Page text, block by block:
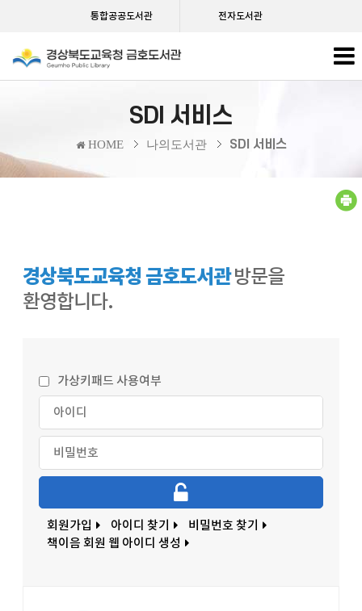
통합공공도서관 전자도서관
SDI 서비스
HOME 나의도서관 SDI 서비스
경상북도교육청 금호도서관방문을
환영합니다.
가상키패드 사용여부
회원가입 아이디 찾기
비밀번호 찾기
책이음 회원 웹 아이디 생성